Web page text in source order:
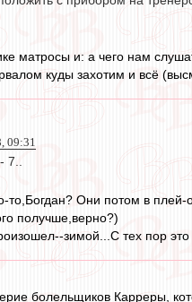
матросы и: а чего нам
куды захотим и всё
09:31
7..
то,Богдан? Они потом в
получше,верно?)
зимой...С тех пор
болельщиков Карреры,